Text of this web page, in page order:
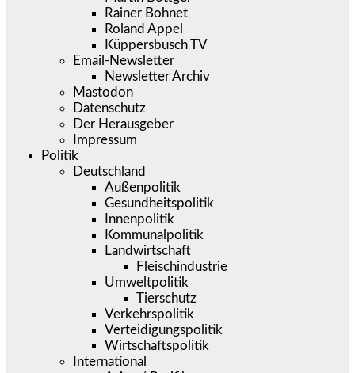
Rainer Bohnet
Roland Appel
Küppersbusch TV
Email-Newsletter
Newsletter Archiv
Mastodon
Datenschutz
Der Herausgeber
Impressum
Politik
Deutschland
Außenpolitik
Gesundheitspolitik
Innenpolitik
Kommunalpolitik
Landwirtschaft
Fleischindustrie
Umweltpolitik
Tierschutz
Verkehrspolitik
Verteidigungspolitik
Wirtschaftspolitik
International